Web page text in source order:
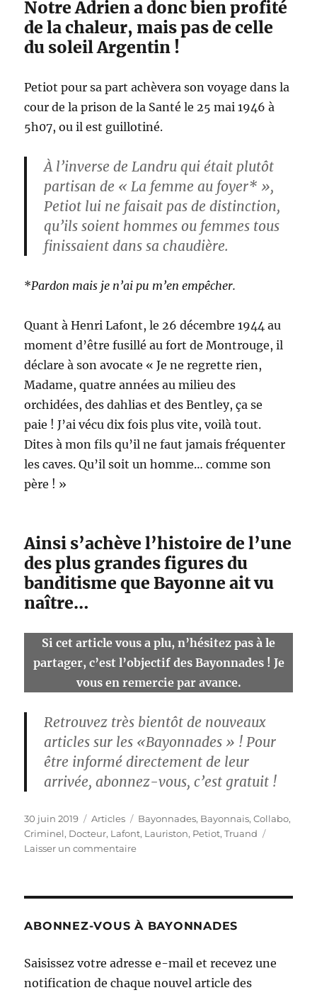
Notre Adrien a donc bien profité
de la chaleur, mais pas de celle
du soleil Argentin !
Petiot pour sa part achèvera son voyage dans la
cour de la prison de la Santé le 25 mai 1946 à
5h07, ou il est guillotiné.
À l’inverse de Landru qui était plutôt
partisan de « La femme au foyer* »,
Petiot lui ne faisait pas de distinction,
qu’ils soient hommes ou femmes tous
finissaient dans sa chaudière.
*Pardon mais je n’ai pu m’en empêcher.
Quant à Henri Lafont, le 26 décembre 1944 au
moment d’être fusillé au fort de Montrouge, il
déclare à son avocate « Je ne regrette rien,
Madame, quatre années au milieu des
orchidées, des dahlias et des Bentley, ça se
paie ! J’ai vécu dix fois plus vite, voilà tout.
Dites à mon fils qu’il ne faut jamais fréquenter
les caves. Qu’il soit un homme… comme son
père ! »
Ainsi s’achève l’histoire de l’une
des plus grandes figures du
banditisme que Bayonne ait vu
naître…
Si cet article vous a plu, n’hésitez pas à le
partager, c’est l’objectif des Bayonnades ! Je
vous en remercie par avance.
Retrouvez très bientôt de nouveaux
articles sur les «Bayonnades » ! Pour
être informé directement de leur
arrivée, abonnez-vous, c’est gratuit !
Publié
le
30 juin 2019 Catégories
Articles Étiquettes
Bayonnades, Bayonnais,Collabo,
Criminel, Docteur, Lafont, Lauriston, Petiot,Truand
Laisser un commentairesur
Bayonnais
hors
du
ABONNEZ-VOUS À BAYONNADES
Saisissez votre adresse e-mail et recevez une
notification de chaque nouvel article des